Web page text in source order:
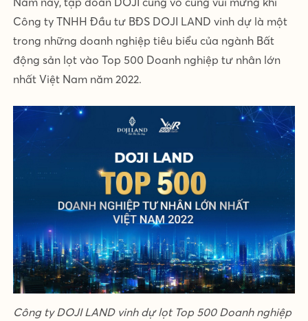
Công ty TNHH Đầu tư BĐS DOJI LAND vinh dự là một
trong những doanh nghiệp tiêu biểu của ngành Bất
động sản lọt vào Top 500 Doanh nghiệp tư nhân lớn
nhất Việt Nam năm 2022.
Công ty DOJI LAND vinh dự lọt Top 500 Doanh nghiệp